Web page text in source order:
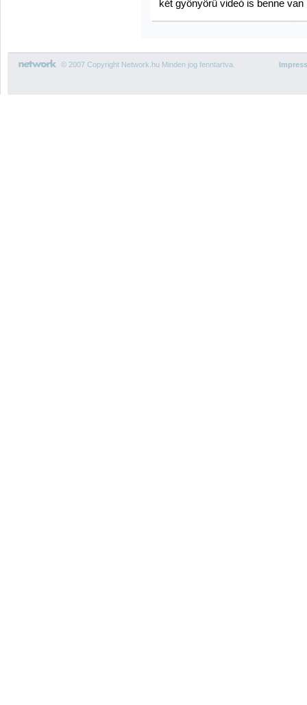
két gyönyörű videó is benne van
© 2007 Copyright Network.hu Minden jog fenntartva.